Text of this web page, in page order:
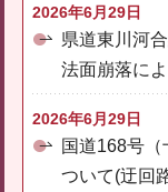
2026年6月29日
県道東川河
法面崩落に
2026年6月29日
国道168号
ついて(迂回